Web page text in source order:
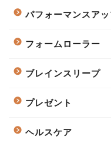
パフォーマンスア
フォームローラー
ブレインスリープ
プレゼント
ヘルスケア